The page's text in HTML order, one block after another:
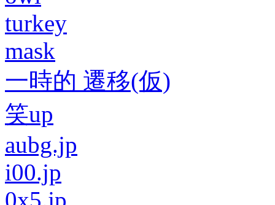
turkey
mask
一時的 遷移(仮)
笑up
aubg.jp
i00.jp